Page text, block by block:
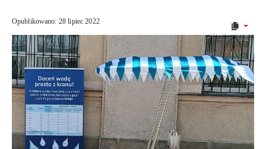
Opublikowano: 28 lipiec 2022